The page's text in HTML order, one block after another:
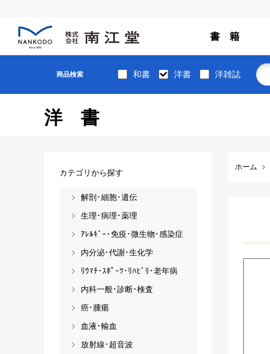
書 籍
商品検索 和書 洋書 洋雑誌
洋書
ホーム
カテゴリから探す
解剖･細胞･遺伝
生理･病理･薬理
ｱﾚﾙｷﾞｰ･免疫･微生物･感染症
内分泌･代謝･生化学
ﾘｳﾏﾁ･ｽﾎﾟｰﾂ･ﾘﾊﾋﾞﾘ･老年病
内科一般･診断･検査
癌･腫瘍
血液･輸血
放射線･超音波